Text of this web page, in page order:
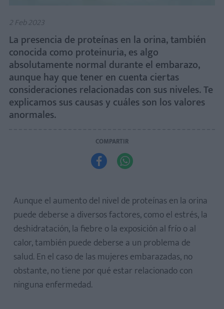
2 Feb 2023
La presencia de proteínas en la orina, también
conocida como proteinuria, es algo
absolutamente normal durante el embarazo,
aunque hay que tener en cuenta ciertas
consideraciones relacionadas con sus niveles. Te
explicamos sus causas y cuáles son los valores
anormales.
COMPARTIR
 
Aunque el aumento del nivel de proteínas en la orina
puede deberse a diversos factores, como el estrés, la
deshidratación, la fiebre o la exposición al frío o al
calor, también puede deberse a un problema de
salud. En el caso de las mujeres embarazadas, no
obstante, no tiene por qué estar relacionado con
ninguna enfermedad.